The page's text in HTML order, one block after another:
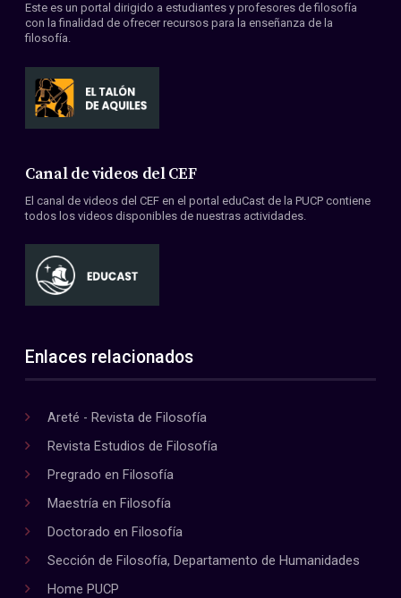
Este es un portal dirigido a estudiantes y profesores de filosofía
con la finalidad de ofrecer recursos para la enseñanza de la
filosofía.
Canal de videos del CEF
El canal de videos del CEF en el portal eduCast de la PUCP contiene
todos los videos disponibles de nuestras actividades.
Enlaces relacionados
Areté - Revista de Filosofía
Revista Estudios de Filosofía
Pregrado en Filosofía
Maestría en Filosofía
Doctorado en Filosofía
Sección de Filosofía, Departamento de Humanidades
Home PUCP